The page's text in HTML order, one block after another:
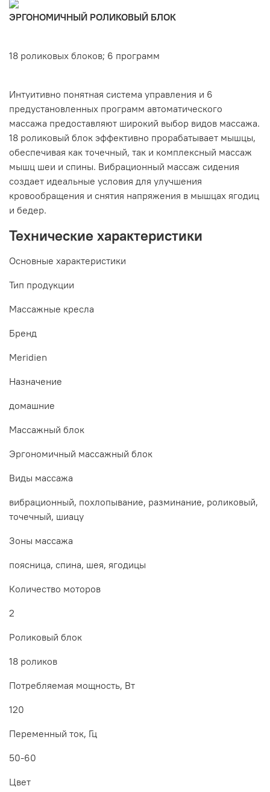
ЭРГОНОМИЧНЫЙ РОЛИКОВЫЙ БЛОК
18 роликовых блоков; 6 программ
Интуитивно понятная система управления и 6
предустановленных программ автоматического
массажа предоставляют широкий выбор видов массажа.
18 роликовый блок эффективно прорабатывает мышцы,
обеспечивая как точечный, так и комплексный массаж
мышц шеи и спины. Вибрационный массаж сидения
создает идеальные условия для улучшения
кровообращения и снятия напряжения в мышцах ягодиц
и бедер.
Технические характеристики
Основные xарактеристики
Тип продукции
Массажные кресла
Бренд
Meridien
Назначение
домашние
Массажный блок
Эргономичный массажный блок
Виды массажа
вибрационный, похлопывание, разминание, роликовый,
точечный, шиацу
Зоны массажа
поясница, спина, шея, ягодицы
Количество моторов
2
Роликовый блок
18 роликов
Потребляемая мощность, Вт
120
Переменный ток, Гц
50-60
Цвет